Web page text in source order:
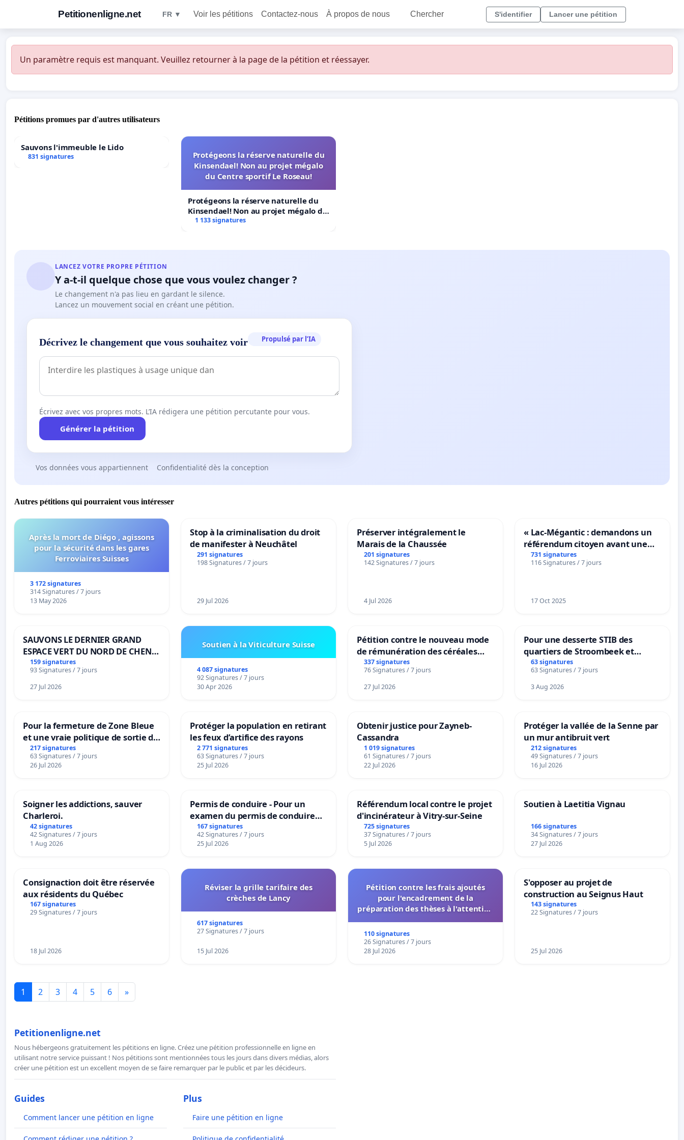
Petitionenligne.net FR ▼ Voir les pétitions Contactez-nous À propos de nous Chercher S'identifier Lancer une pétition
Un paramètre requis est manquant. Veuillez retourner à la page de la pétition et réessayer.
Pétitions promues par d'autres utilisateurs
Sauvons l'immeuble le Lido
831 signatures
Protégeons la réserve naturelle du
Kinsendael! Non au projet mégalo
du Centre sportif Le Roseau!
Protégeons la réserve naturelle du
Kinsendael! Non au projet mégalo du
Centre sportif Le Roseau!
1 133 signatures
LANCEZ VOTRE PROPRE PÉTITION
Y a-t-il quelque chose que vous voulez changer ?
Le changement n'a pas lieu en gardant le silence.
Lancez un mouvement social en créant une pétition.
Décrivez le changement que vous souhaitez voir Propulsé par l’IA
Écrivez avec vos propres mots. L’IA rédigera une pétition percutante pour vous.
Générer la pétition
Vos données vous appartiennent Confidentialité dès la conception
Autres pétitions qui pourraient vous intéresser
Après la mort de Diégo , agissons
pour la sécurité dans les gares
Ferroviaires Suisses
3 172 signatures
314 Signatures / 7 jours
13 May 2026
Stop à la criminalisation du droit
de manifester à Neuchâtel
291 signatures
198 Signatures / 7 jours
29 Jul 2026
Préserver intégralement le
Marais de la Chaussée
201 signatures
142 Signatures / 7 jours
4 Jul 2026
« Lac-Mégantic : demandons un
référendum citoyen avant une
transformation irréversible de
notre territoire »
731 signatures
116 Signatures / 7 jours
17 Oct 2025
SAUVONS LE DERNIER GRAND
ESPACE VERT DU NORD DE CHENE-
BOUGERIES
159 signatures
93 Signatures / 7 jours
27 Jul 2026
Soutien à la Viticulture Suisse
4 087 signatures
92 Signatures / 7 jours
30 Apr 2026
Pétition contre le nouveau mode
de rémunération des céréales
panifiables de Swiss granum basé
sur la teneur en protéines
337 signatures
76 Signatures / 7 jours
27 Jul 2026
Pour une desserte STIB des
quartiers de Stroombeek et
Beauval - Voor een MIVB-
bediening van de wijken
Strombeek en Het Voor
63 signatures
63 Signatures / 7 jours
3 Aug 2026
Pour la fermeture de Zone Bleue
et une vraie politique de sortie de
la dépendance
217 signatures
63 Signatures / 7 jours
26 Jul 2026
Protéger la population en retirant
les feux d’artifice des rayons
2 771 signatures
63 Signatures / 7 jours
25 Jul 2026
Obtenir justice pour Zayneb-
Cassandra
1 019 signatures
61 Signatures / 7 jours
22 Jul 2026
Protéger la vallée de la Senne par
un mur antibruit vert
212 signatures
49 Signatures / 7 jours
16 Jul 2026
Soigner les addictions, sauver
Charleroi.
42 signatures
42 Signatures / 7 jours
1 Aug 2026
Permis de conduire - Pour un
examen du permis de conduire
accessible dans plusieurs langues
à Bruxelles
167 signatures
42 Signatures / 7 jours
25 Jul 2026
Référendum local contre le projet
d'incinérateur à Vitry-sur-Seine
725 signatures
37 Signatures / 7 jours
5 Jul 2026
Soutien à Laetitia Vignau
166 signatures
34 Signatures / 7 jours
27 Jul 2026
Consignaction doit être réservée
aux résidents du Québec
167 signatures
29 Signatures / 7 jours
18 Jul 2026
Réviser la grille tarifaire des
crèches de Lancy
617 signatures
27 Signatures / 7 jours
15 Jul 2026
Pétition contre les frais ajoutés
pour l'encadrement de la
préparation des thèses à l'attention
décisionnelles de l'UIASS
110 signatures
26 Signatures / 7 jours
28 Jul 2026
S'opposer au projet de
construction au Seignus Haut
143 signatures
22 Signatures / 7 jours
25 Jul 2026
1 2 3 4 5 6 »
Petitionenligne.net
Nous hébergeons gratuitement les pétitions en ligne. Créez une pétition professionnelle en ligne en
utilisant notre service puissant ! Nos pétitions sont mentionnées tous les jours dans divers médias, alors
créer une pétition est un excellent moyen de se faire remarquer par le public et par les décideurs.
Guides
Comment lancer une pétition en ligne
Plus
Faire une pétition en ligne